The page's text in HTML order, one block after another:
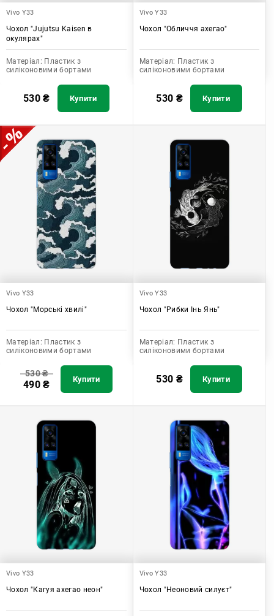
Vivo Y33
Чохол "Jujutsu Kaisen в
окулярах"
Матеріал: Пластик з
силіконовими бортами
530₴ Купити
Vivo Y33
Чохол "Обличчя ахегао"
Матеріал: Пластик з
силіконовими бортами
530 ₴ Купити
Vivo Y33
Чохол "Морські хвилі"
Матеріал: Пластик з
силіконовими бортами
530₴
490₴ Купити
Vivo Y33
Чохол "Рибки Інь Янь"
Матеріал: Пластик з
силіконовими бортами
530 ₴ Купити
Vivo Y33
Чохол "Кагуя ахегао неон"
Vivo Y33
Чохол "Неоновий силуєт"